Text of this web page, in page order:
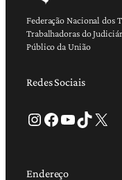
Federação Nacional dos
Trabalhadoras do
Público da União
Redes Sociais
Instagram Facebook Youtube TikTok X
Endereço